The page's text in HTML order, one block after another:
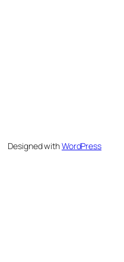
Designed withWordPress